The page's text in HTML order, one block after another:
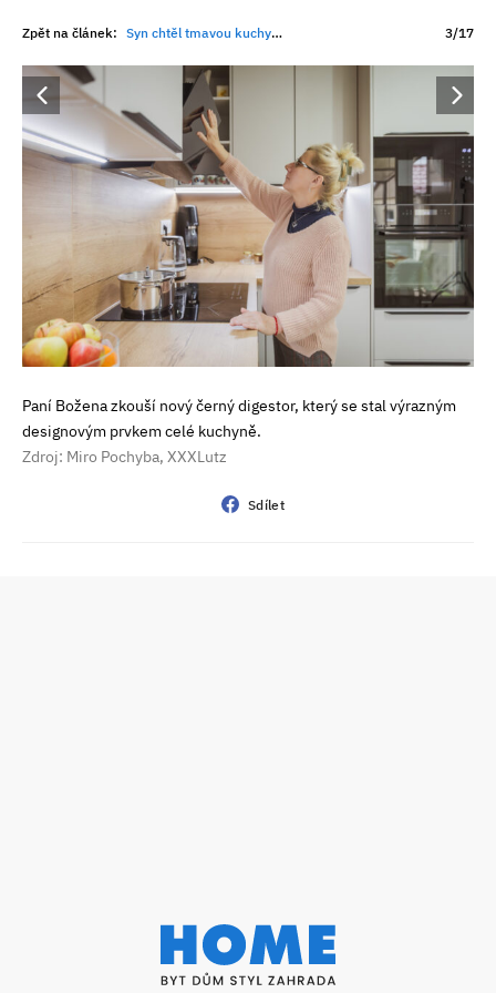
Zpět na článek: Syn chtěl tmavou kuchyni, máma světlou. Výsledkem je prostor, kde dnes tráví nejraději celé ráno 3/17
Paní Božena zkouší nový černý digestor, který se stal výrazným
designovým prvkem celé kuchyně.
Zdroj: Miro Pochyba, XXXLutz
Sdílet